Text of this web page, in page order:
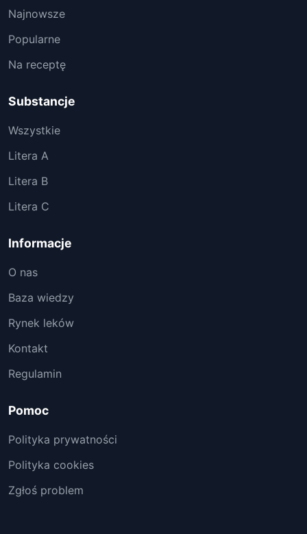
Najnowsze
Popularne
Na receptę
Substancje
Wszystkie
Litera A
Litera B
Litera C
Informacje
O nas
Baza wiedzy
Rynek leków
Kontakt
Regulamin
Pomoc
Polityka prywatności
Polityka cookies
Zgłoś problem